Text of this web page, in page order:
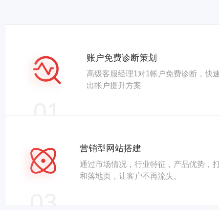
账户免费诊断策划
高级客服经理1对1帐户免费诊断，快
出帐户提升方案
营销型网站搭建
通过市场情况，行业特征，产品优势，
和落地页，让客户不再流失。